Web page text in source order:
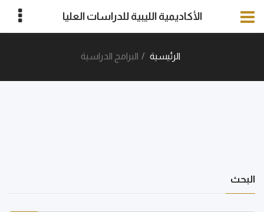
الأكاديمية الليبية للدراسات العليا
الرئيسية البرامج الدراسية
البحث